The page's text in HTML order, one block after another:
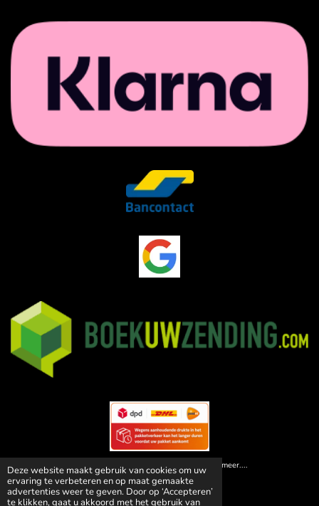
Deze website maakt gebruik van cookies om uw
ervaring te verbeteren en op maat gemaakte
advertenties weer te geven. Door op ‘Accepteren’
te klikken, gaat u akkoord met het gebruik van
© 2026 Animal Paleis | Dé specialist in huisdiervoedsel! en meer....
Powered byJouwWeb